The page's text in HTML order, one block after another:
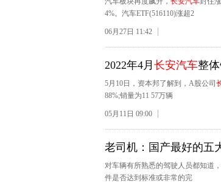
4%。汽车ETF(516110)涨超2
06月27日 11:42
2022年4月 长安汽车整
5月10日，资本邦了解到，A股公司
88%;销量为11 57万辆
05月11日 09:00
老司机：国产最好的五
对车辆有所熟悉的驾驶人员都知道
件是否达到标准或非常的完